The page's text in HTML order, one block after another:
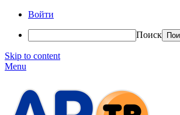
Войти
Поиск
Skip to content
Menu